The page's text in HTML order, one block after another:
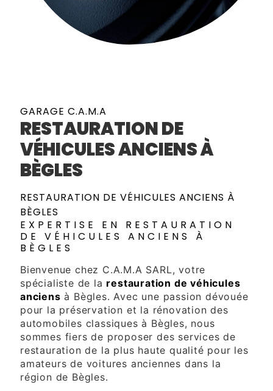
GARAGE C.A.M.A
RESTAURATION DE
VÉHICULES ANCIENS À
BÈGLES
RESTAURATION DE VÉHICULES ANCIENS À
BÈGLES
EXPERTISE EN RESTAURATION
DE VÉHICULES ANCIENS À
BÈGLES
Bienvenue chez C.A.M.A SARL, votre
spécialiste de la restauration de véhicules
anciens à Bègles. Avec une passion dévouée
pour la préservation et la rénovation des
automobiles classiques à Bègles, nous
sommes fiers de proposer des services de
restauration de la plus haute qualité pour les
amateurs de voitures anciennes dans la
région de Bègles.